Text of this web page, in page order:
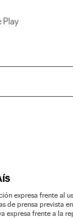
expresa frente al
de prensa prevista
expresa frente a la